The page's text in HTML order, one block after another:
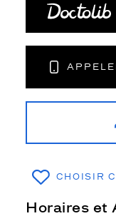
CHOISIR
Horaires et